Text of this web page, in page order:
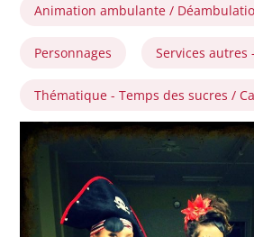
Animation ambulante /
Personnages Services autres
Thématique - Temps des sucres /